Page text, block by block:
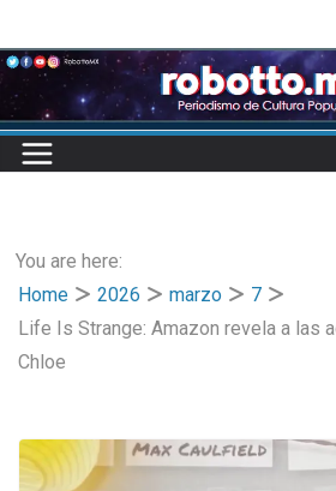
to
content
You are here:
Home
2026 marzo
7
Life Is Strange: Amazon revela a las
Chloe